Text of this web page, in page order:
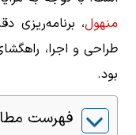
منهول، برنامه‌ریزی
طراحی و اجرا،
بود.
فهرست